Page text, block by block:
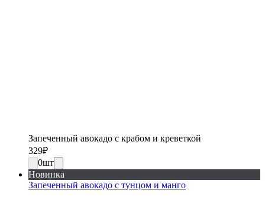
Запеченный авокадо с крабом и креветкой
329₽
0шт
Новинка
Запеченный авокадо с тунцом и манго